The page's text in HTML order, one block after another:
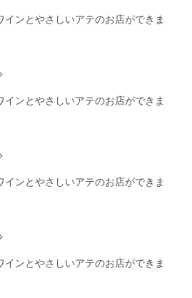
当ては
さい。
なにか
注：金
額は空
す。 規
模は20
ンとやさしいアテのお店ができま
ンとやさしいアテのお店ができま
ンとやさしいアテのお店ができま
ンとやさしいアテのお店ができま